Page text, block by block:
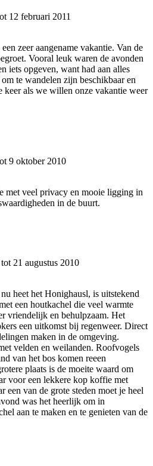
12 februari 2011
zeer aangename vakantie. Van de
Vooral leuk waren de avonden
iets opgeven, want had aan alles
te wandelen zijn beschikbaar en
keer als we willen onze vakantie weer
9 oktober 2010
met veel privacy en mooie ligging in
in de buurt.
21 augustus 2010
heet het Honighausl, is uitstekend
een houtkachel die veel warmte
vriendelijk en behulpzaam. Het
een uitkomst bij regenweer. Direct
maken in de omgeving.
velden en weilanden. Roofvogels
van het bos komen reeen
plaats is de moeite waard om
voor een lekkere kop koffie met
een van de grote steden moet je heel
was het heerlijk om in
aan te maken en te genieten van de